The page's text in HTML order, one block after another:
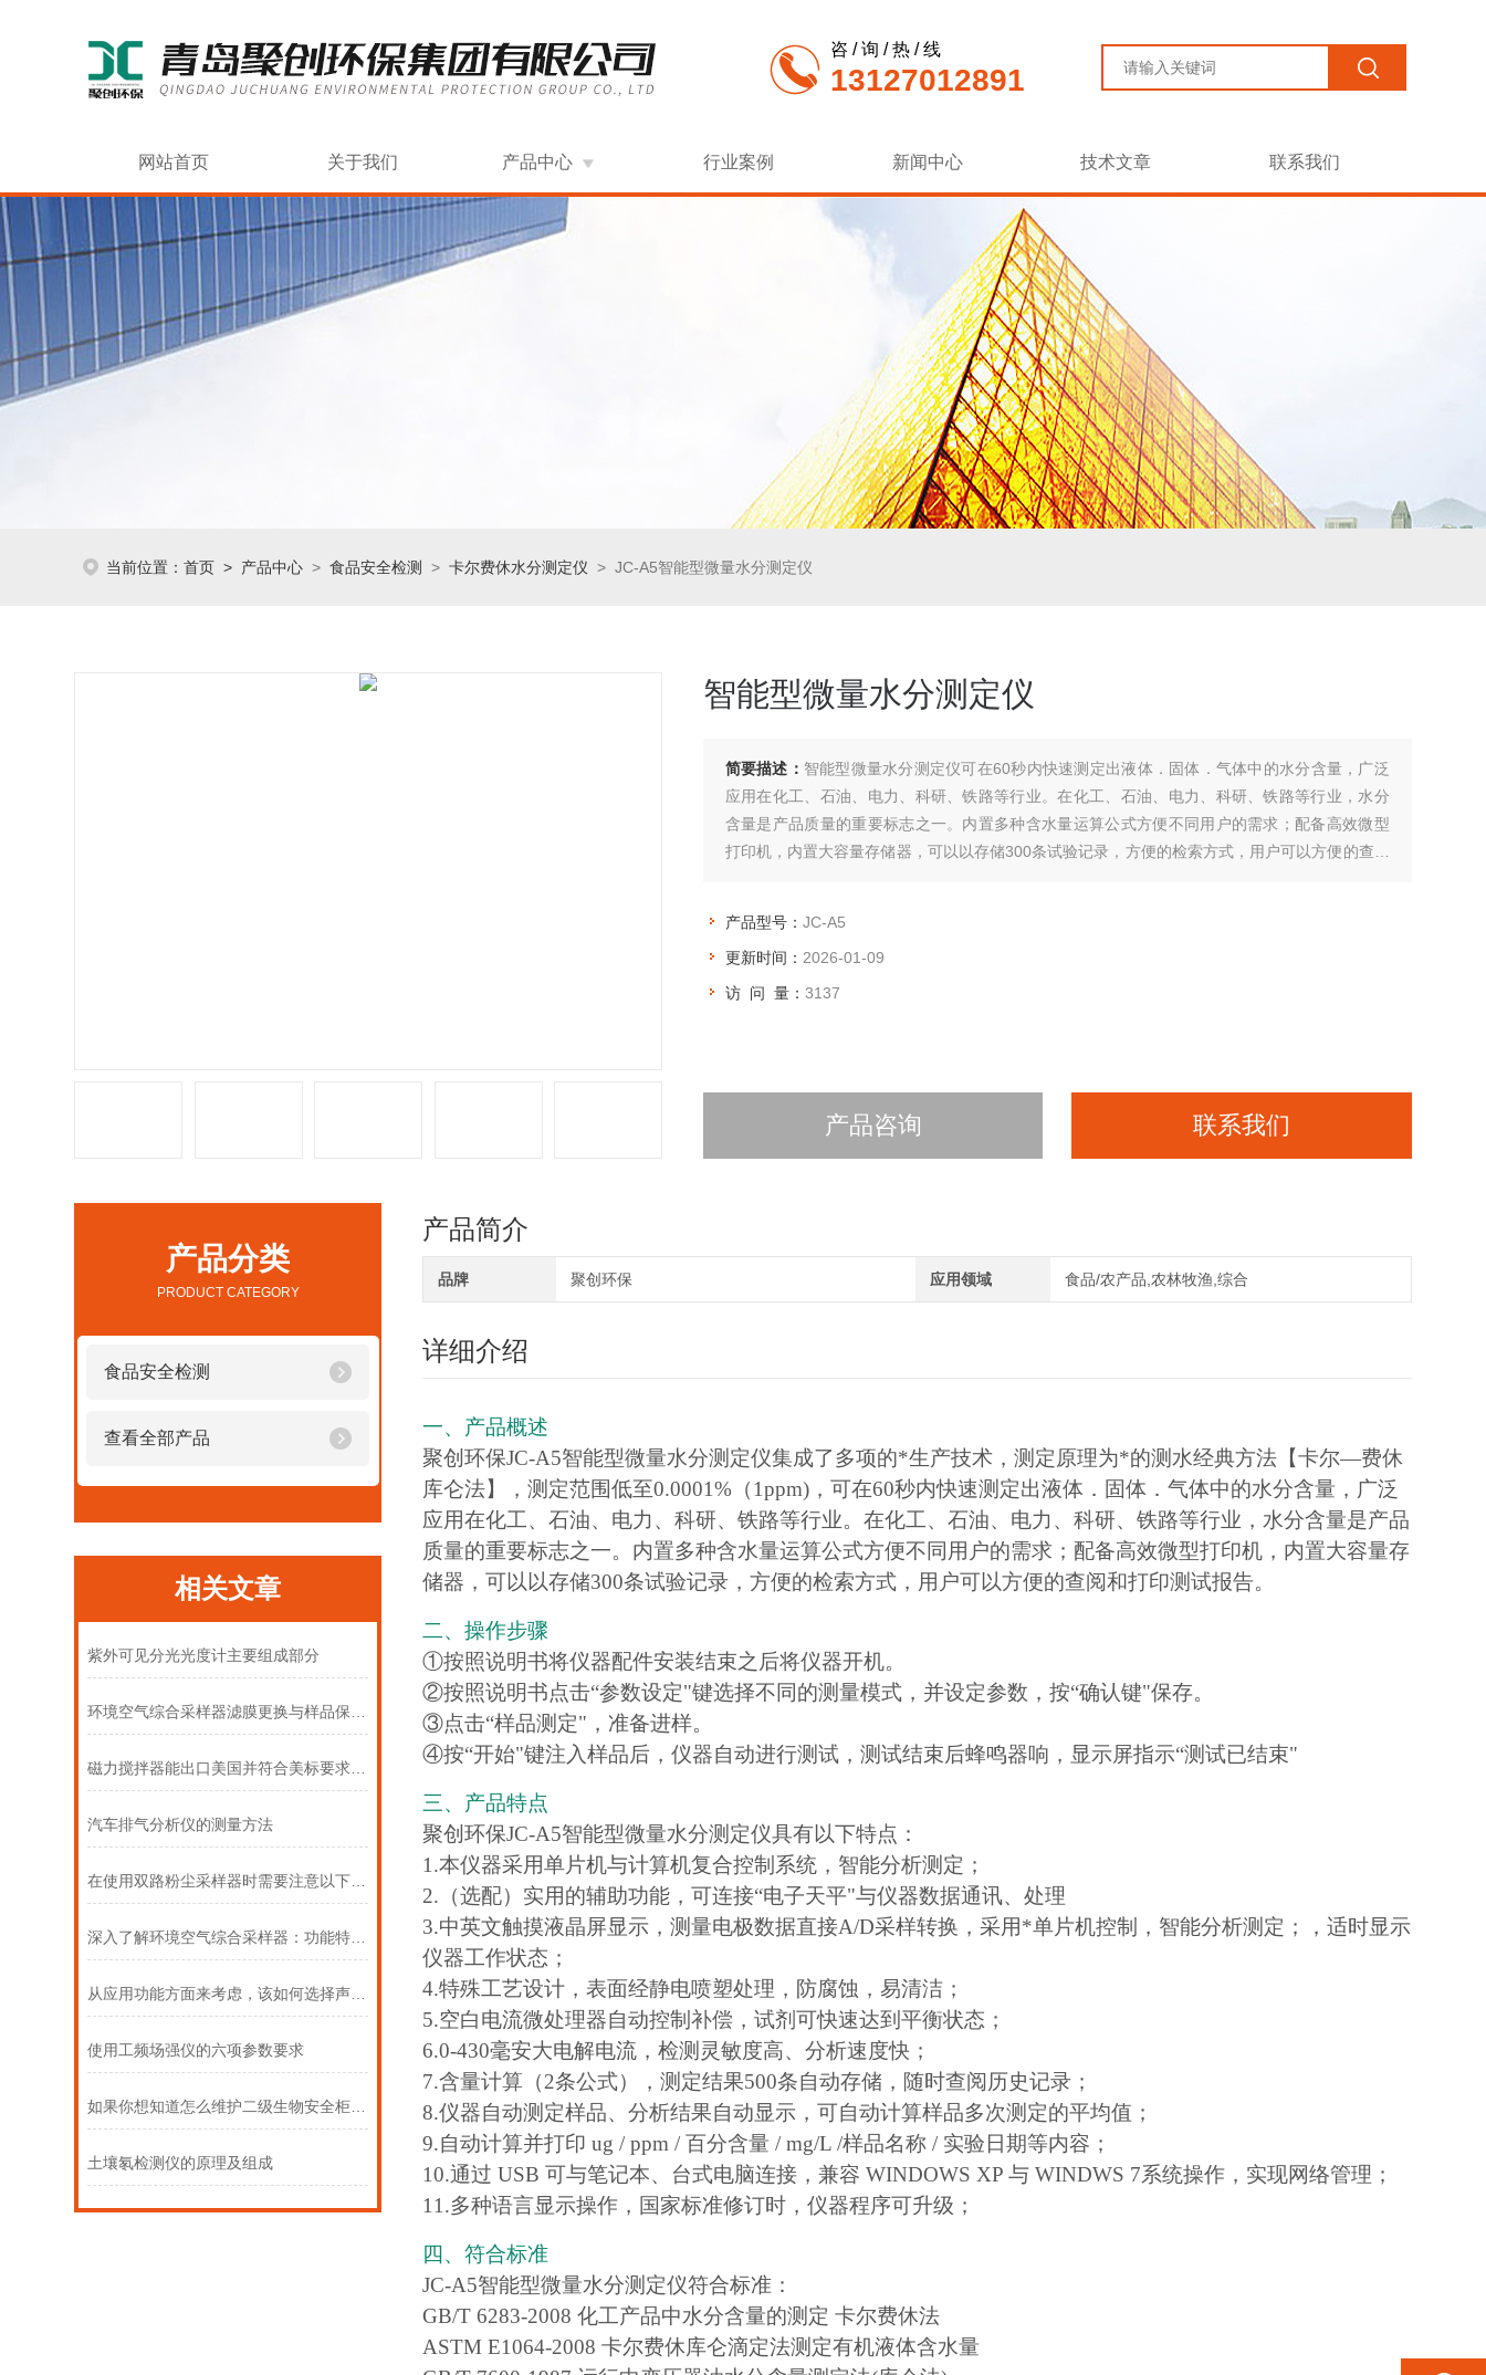
咨 / 询 / 热 / 线
13127012891
网站首页 关于我们 产品中心 行业案例 新闻中心 技术文章 联系我们
当前位置： 首页 > 产品中心 > 食品安全检测 > 卡尔费休水分测定仪 > JC-A5智能型微量水分测定仪
智能型微量水分测定仪
简要描述： 智能型微量水分测定仪可在60秒内快速测定出液体．固体．气体中的水分含量，广泛
应用在化工、石油、电力、科研、铁路等行业。在化工、石油、电力、科研、铁路等行业，水分
含量是产品质量的重要标志之一。内置多种含水量运算公式方便不同用户的需求；配备高效微型
打印机，内置大容量存储器，可以以存储300条试验记录，方便的检索方式，用户可以方便的查阅
产品型号： JC-A5
更新时间： 2026-01-09
访 问 量： 3137
产品咨询 联系我们
产品分类
PRODUCT CATEGORY
食品安全检测
查看全部产品
相关文章
紫外可见分光光度计主要组成部分
汽车排气分析仪的测量方法
使用工频场强仪的六项参数要求
土壤氡检测仪的原理及组成
产品简介
品牌 聚创环保 应用领域 食品/农产品,农林牧渔,综合
详细介绍
一、产品概述
聚创环保JC-A5智能型微量水分测定仪集成了多项的*生产技术，测定原理为*的测水经典方法【卡尔—费休
库仑法】，测定范围低至0.0001%（1ppm)，可在60秒内快速测定出液体．固体．气体中的水分含量，广泛
应用在化工、石油、电力、科研、铁路等行业。在化工、石油、电力、科研、铁路等行业，水分含量是产品
质量的重要标志之一。内置多种含水量运算公式方便不同用户的需求；配备高效微型打印机，内置大容量存
储器，可以以存储300条试验记录，方便的检索方式，用户可以方便的查阅和打印测试报告。
二、操作步骤
①按照说明书将仪器配件安装结束之后将仪器开机。
②按照说明书点击“参数设定"键选择不同的测量模式，并设定参数，按“确认键"保存。
③点击“样品测定"，准备进样。
④按“开始"键注入样品后，仪器自动进行测试，测试结束后蜂鸣器响，显示屏指示“测试已结束"
三、产品特点
聚创环保JC-A5智能型微量水分测定仪具有以下特点：
1.本仪器采用单片机与计算机复合控制系统，智能分析测定；
2.（选配）实用的辅助功能，可连接“电子天平"与仪器数据通讯、处理
3.中英文触摸液晶屏显示，测量电极数据直接A/D采样转换，采用*单片机控制，智能分析测定；，适时显示
仪器工作状态；
4.特殊工艺设计，表面经静电喷塑处理，防腐蚀，易清洁；
5.空白电流微处理器自动控制补偿，试剂可快速达到平衡状态；
6.0-430毫安大电解电流，检测灵敏度高、分析速度快；
7.含量计算（2条公式），测定结果500条自动存储，随时查阅历史记录；
8.仪器自动测定样品、分析结果自动显示，可自动计算样品多次测定的平均值；
9.自动计算并打印 ug / ppm / 百分含量 / mg/L /样品名称 / 实验日期等内容；
10.通过 USB 可与笔记本、台式电脑连接，兼容 WINDOWS XP 与 WINDWS 7系统操作，实现网络管理；
11.多种语言显示操作，国家标准修订时，仪器程序可升级；
四、符合标准
JC-A5智能型微量水分测定仪符合标准：
GB/T 6283-2008 化工产品中水分含量的测定 卡尔费休法
ASTM E1064-2008 卡尔费休库仑滴定法测定有机液体含水量